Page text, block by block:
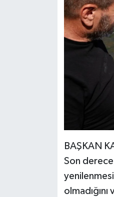
BAŞKAN
Son